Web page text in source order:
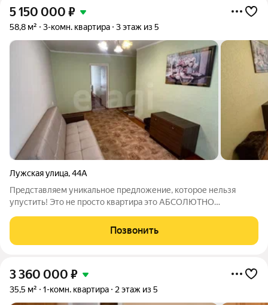
5 150 000 ₽
58,8 м² 3-комн. квартира 3 этаж из 5
Лужская улица,44А
Представляем уникальное предложение, которое нельзя
упустить! Это не просто квартира это АБСОЛЮТНО
Позвонить
3 360 000 ₽
35,5 м² 1-комн. квартира 2 этаж из 5